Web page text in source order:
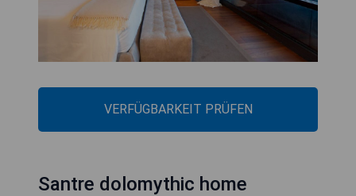
VERFÜGBARKEIT PRÜFEN
Santre dolomythic home